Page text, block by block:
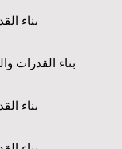
بناء
بناء القدرات
بناء